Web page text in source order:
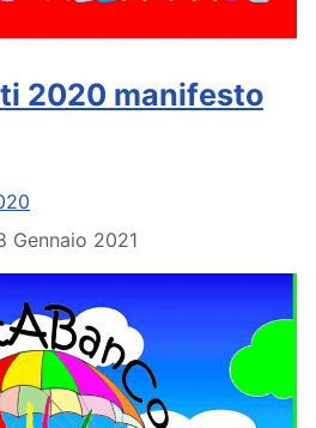
2020 manifesto
Gennaio 2021